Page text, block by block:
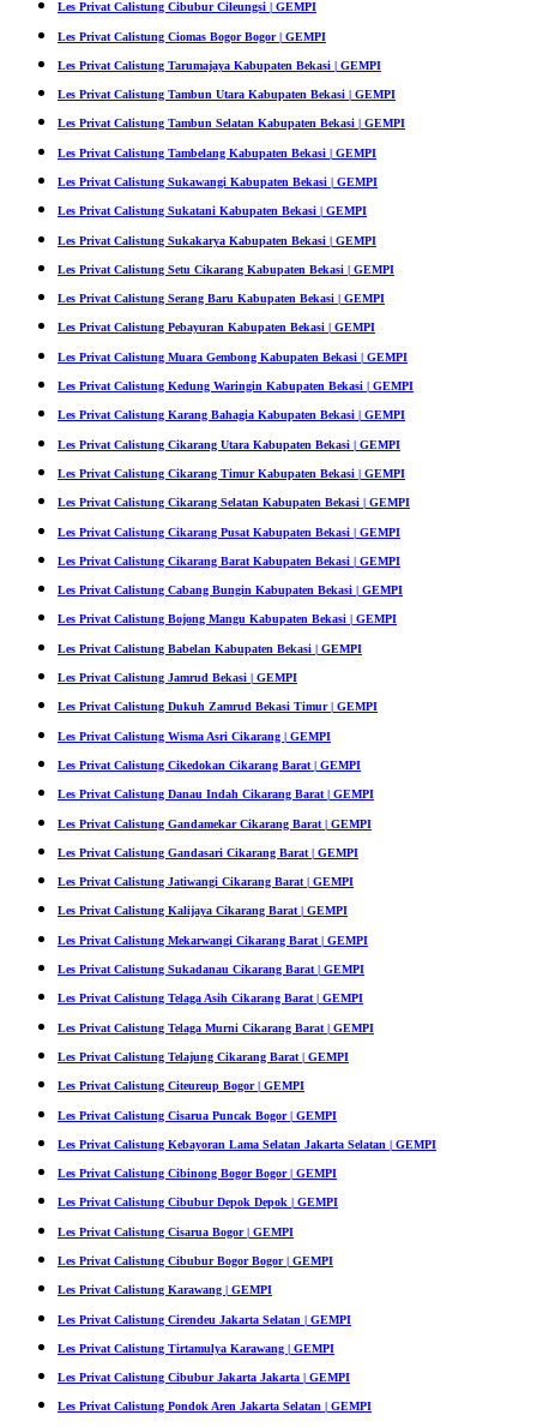
Les Privat Calistung Cibubur Cileungsi | GEMPI
Les Privat Calistung Ciomas Bogor Bogor | GEMPI
Les Privat Calistung Tarumajaya Kabupaten Bekasi | GEMPI
Les Privat Calistung Tambun Utara Kabupaten Bekasi | GEMPI
Les Privat Calistung Tambun Selatan Kabupaten Bekasi | GEMPI
Les Privat Calistung Tambelang Kabupaten Bekasi | GEMPI
Les Privat Calistung Sukawangi Kabupaten Bekasi | GEMPI
Les Privat Calistung Sukatani Kabupaten Bekasi | GEMPI
Les Privat Calistung Sukakarya Kabupaten Bekasi | GEMPI
Les Privat Calistung Setu Cikarang Kabupaten Bekasi | GEMPI
Les Privat Calistung Serang Baru Kabupaten Bekasi | GEMPI
Les Privat Calistung Pebayuran Kabupaten Bekasi | GEMPI
Les Privat Calistung Muara Gembong Kabupaten Bekasi | GEMPI
Les Privat Calistung Kedung Waringin Kabupaten Bekasi | GEMPI
Les Privat Calistung Karang Bahagia Kabupaten Bekasi | GEMPI
Les Privat Calistung Cikarang Utara Kabupaten Bekasi | GEMPI
Les Privat Calistung Cikarang Timur Kabupaten Bekasi | GEMPI
Les Privat Calistung Cikarang Selatan Kabupaten Bekasi | GEMPI
Les Privat Calistung Cikarang Pusat Kabupaten Bekasi | GEMPI
Les Privat Calistung Cikarang Barat Kabupaten Bekasi | GEMPI
Les Privat Calistung Cabang Bungin Kabupaten Bekasi | GEMPI
Les Privat Calistung Bojong Mangu Kabupaten Bekasi | GEMPI
Les Privat Calistung Babelan Kabupaten Bekasi | GEMPI
Les Privat Calistung Jamrud Bekasi | GEMPI
Les Privat Calistung Dukuh Zamrud Bekasi Timur | GEMPI
Les Privat Calistung Wisma Asri Cikarang | GEMPI
Les Privat Calistung Cikedokan Cikarang Barat | GEMPI
Les Privat Calistung Danau Indah Cikarang Barat | GEMPI
Les Privat Calistung Gandamekar Cikarang Barat | GEMPI
Les Privat Calistung Gandasari Cikarang Barat | GEMPI
Les Privat Calistung Jatiwangi Cikarang Barat | GEMPI
Les Privat Calistung Kalijaya Cikarang Barat | GEMPI
Les Privat Calistung Mekarwangi Cikarang Barat | GEMPI
Les Privat Calistung Sukadanau Cikarang Barat | GEMPI
Les Privat Calistung Telaga Asih Cikarang Barat | GEMPI
Les Privat Calistung Telaga Murni Cikarang Barat | GEMPI
Les Privat Calistung Telajung Cikarang Barat | GEMPI
Les Privat Calistung Citeureup Bogor | GEMPI
Les Privat Calistung Cisarua Puncak Bogor | GEMPI
Les Privat Calistung Kebayoran Lama Selatan Jakarta Selatan | GEMPI
Les Privat Calistung Cibinong Bogor Bogor | GEMPI
Les Privat Calistung Cibubur Depok Depok | GEMPI
Les Privat Calistung Cisarua Bogor | GEMPI
Les Privat Calistung Cibubur Bogor Bogor | GEMPI
Les Privat Calistung Karawang | GEMPI
Les Privat Calistung Cirendeu Jakarta Selatan | GEMPI
Les Privat Calistung Tirtamulya Karawang | GEMPI
Les Privat Calistung Cibubur Jakarta Jakarta | GEMPI
Les Privat Calistung Pondok Aren Jakarta Selatan | GEMPI